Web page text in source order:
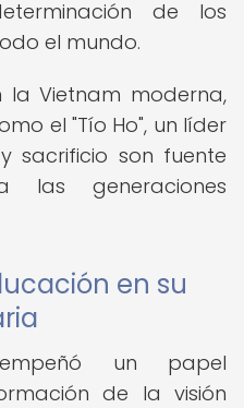
de los
el mundo.
Vietnam moderna,
el "Tío Ho", un líder
sacrificio son fuente
las generaciones
en su
un papel
de la visión